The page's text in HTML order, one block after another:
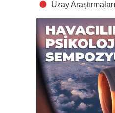
Uzay Araştırmaları